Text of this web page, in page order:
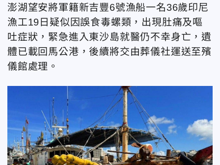
澎湖望安將軍籍新吉豐6號漁船一名36歲印尼
漁工19日疑似因誤食毒螺類，出現肚痛及嘔
吐症狀，緊急進入東沙島就醫仍不幸身亡，遺
體已載回馬公港，後續將交由葬儀社運送至殯
儀館處理。